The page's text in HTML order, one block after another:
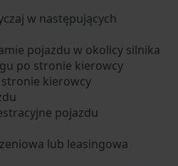
w następujących
pojazdu w okolicy silnika
po stronie kierowcy
kierowcy
pojazdu
lub leasingowa